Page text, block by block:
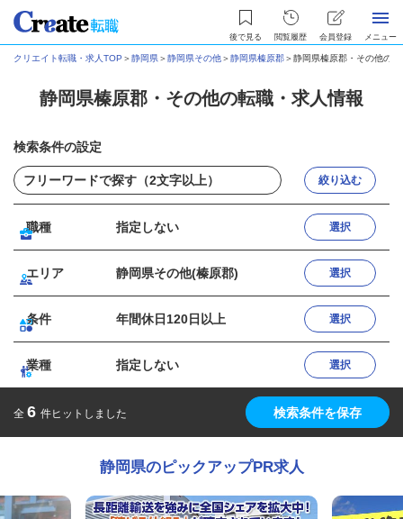
後で見る 閲覧履歴 会員登録 メニュー
クリエイト転職・求人TOP ＞静岡県＞静岡県その他＞静岡県榛原郡＞静岡県榛原郡・その他の
静岡県榛原郡・その他の転職・求人情報
検索条件の設定
絞り込む
職種 指定しない 選択
エリア 静岡県その他(榛原郡) 選択
条件 年間休日120日以上 選択
業種 指定しない 選択
全 6 件ヒットしました 検索条件を保存
静岡県のピックアップPR求人